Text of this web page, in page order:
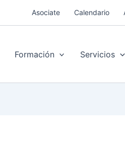
Asociate Calendario
Formación Servicios